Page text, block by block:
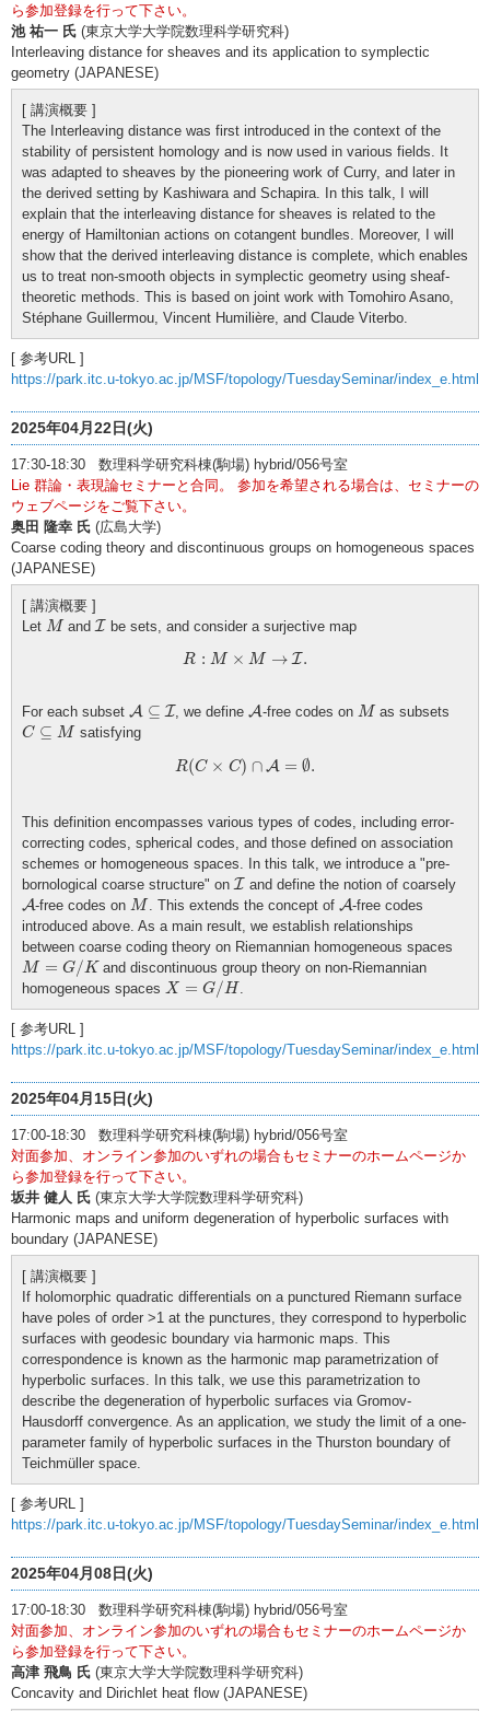
ら参加登録を行って下さい。
池 祐一 氏 (東京大学大学院数理科学研究科)
Interleaving distance for sheaves and its application to symplectic
geometry (JAPANESE)
[ 講演概要 ]
The Interleaving distance was first introduced in the context of the
stability of persistent homology and is now used in various fields. It
was adapted to sheaves by the pioneering work of Curry, and later in
the derived setting by Kashiwara and Schapira. In this talk, I will
explain that the interleaving distance for sheaves is related to the
energy of Hamiltonian actions on cotangent bundles. Moreover, I will
show that the derived interleaving distance is complete, which enables
us to treat non-smooth objects in symplectic geometry using sheaf-
theoretic methods. This is based on joint work with Tomohiro Asano,
Stéphane Guillermou, Vincent Humilière, and Claude Viterbo.
[ 参考URL ]
https://park.itc.u-tokyo.ac.jp/MSF/topology/TuesdaySeminar/index_e.html
2025年04月22日(火)
17:30-18:30 数理科学研究科棟(駒場) hybrid/056号室
Lie 群論・表現論セミナーと合同。 参加を希望される場合は、セミナーの
ウェブページをご覧下さい。
奥田 隆幸 氏 (広島大学)
Coarse coding theory and discontinuous groups on homogeneous spaces
(JAPANESE)
[ 講演概要 ]
Let M
M andI
I be sets, and consider a surjective map
R : M × M → I.
R: M × M → .
For each subset A ⊆ I
A⊆I , we defineA
A-free codes on M
M as subsets
C ⊆ M
C⊆M satisfying
R(C × C) ∩ A = ∅.
R( C) ∩A =
This definition encompasses various types of codes, including error-
correcting codes, spherical codes, and those defined on association
schemes or homogeneous spaces. In this talk, we introduce a "pre-
bornological coarse structure" on I
I
and define the notion of coarsely
A
A-free codes on M
M . This extends the concept of A
A-free codes
introduced above. As a main result, we establish relationships
between coarse coding theory on Riemannian homogeneous spaces
M = G/K
M= K
and discontinuous group theory on non-Riemannian
homogeneous spaces X = G/H
X= H
[ 参考URL ]
https://park.itc.u-tokyo.ac.jp/MSF/topology/TuesdaySeminar/index_e.html
2025年04月15日(火)
17:00-18:30 数理科学研究科棟(駒場) hybrid/056号室
対面参加、オンライン参加のいずれの場合もセミナーのホームページか
ら参加登録を行って下さい。
坂井 健人 氏 (東京大学大学院数理科学研究科)
Harmonic maps and uniform degeneration of hyperbolic surfaces with
boundary (JAPANESE)
[ 講演概要 ]
If holomorphic quadratic differentials on a punctured Riemann surface
have poles of order >1 at the punctures, they correspond to hyperbolic
surfaces with geodesic boundary via harmonic maps. This
correspondence is known as the harmonic map parametrization of
hyperbolic surfaces. In this talk, we use this parametrization to
describe the degeneration of hyperbolic surfaces via Gromov-
Hausdorff convergence. As an application, we study the limit of a one-
parameter family of hyperbolic surfaces in the Thurston boundary of
Teichmüller space.
[ 参考URL ]
https://park.itc.u-tokyo.ac.jp/MSF/topology/TuesdaySeminar/index_e.html
2025年04月08日(火)
17:00-18:30 数理科学研究科棟(駒場) hybrid/056号室
対面参加、オンライン参加のいずれの場合もセミナーのホームページか
ら参加登録を行って下さい。
高津 飛鳥 氏 (東京大学大学院数理科学研究科)
Concavity and Dirichlet heat flow (JAPANESE)